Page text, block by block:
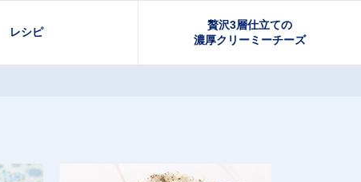
レシピ
贅沢3層仕立ての
濃厚クリーミーチーズ